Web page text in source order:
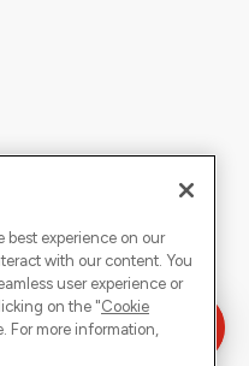
best experience on our
with our content. You
user experience or
on the "Cookie
For more information,